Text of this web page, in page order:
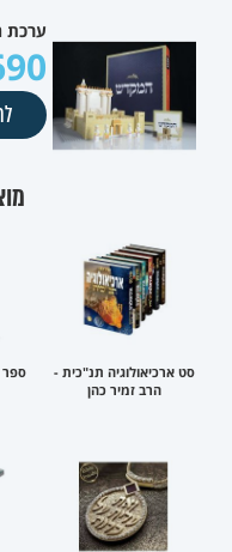
סט ארכיאולוגיה תנ"כית -
הרב זמיר כהן
ספר